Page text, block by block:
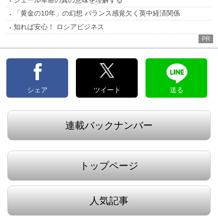
「黄金の10年」の幻想 バランス感覚欠く英中経済関係
知れば安心！ ロシアビジネス
PR
シェア ツイート 送る
連載バックナンバー
トップページ
人気記事